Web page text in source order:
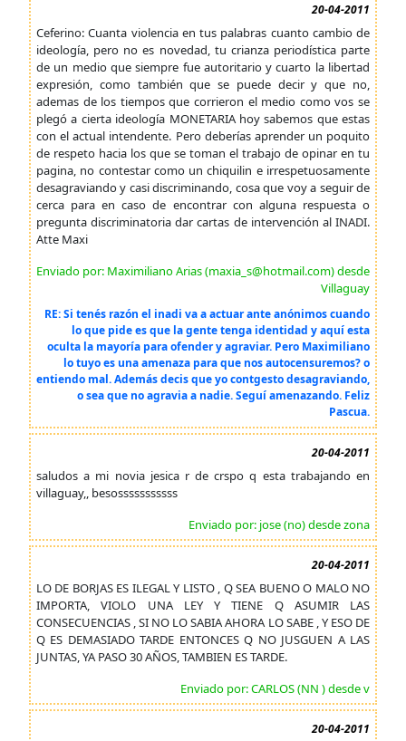
20-04-2011
Ceferino: Cuanta violencia en tus palabras cuanto cambio de
ideología, pero no es novedad, tu crianza periodística parte
de un medio que siempre fue autoritario y cuarto la libertad
expresión, como también que se puede decir y que no,
ademas de los tiempos que corrieron el medio como vos se
plegó a cierta ideología MONETARIA hoy sabemos que estas
con el actual intendente. Pero deberías aprender un poquito
de respeto hacia los que se toman el trabajo de opinar en tu
pagina, no contestar como un chiquilin e irrespetuosamente
desagraviando y casi discriminando, cosa que voy a seguir de
cerca para en caso de encontrar con alguna respuesta o
pregunta discriminatoria dar cartas de intervención al INADI.
Atte Maxi
Enviado por: Maximiliano Arias (maxia_s@hotmail.com) desde
Villaguay
RE: Si tenés razón el inadi va a actuar ante anónimos cuando
lo que pide es que la gente tenga identidad y aquí esta
oculta la mayoría para ofender y agraviar. Pero Maximiliano
lo tuyo es una amenaza para que nos autocensuremos? o
entiendo mal. Además decis que yo contgesto desagraviando,
o sea que no agravia a nadie. Seguí amenazando. Feliz
Pascua.
20-04-2011
saludos a mi novia jesica r de crspo q esta trabajando en
villaguay,, besosssssssssss
Enviado por: jose (no) desde zona
20-04-2011
LO DE BORJAS ES ILEGAL Y LISTO , Q SEA BUENO O MALO NO
IMPORTA, VIOLO UNA LEY Y TIENE Q ASUMIR LAS
CONSECUENCIAS , SI NO LO SABIA AHORA LO SABE , Y ESO DE
Q ES DEMASIADO TARDE ENTONCES Q NO JUSGUEN A LAS
JUNTAS, YA PASO 30 AÑOS, TAMBIEN ES TARDE.
Enviado por: CARLOS (NN ) desde v
20-04-2011